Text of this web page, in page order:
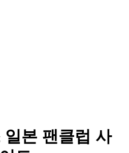
일본 팬클럽 사